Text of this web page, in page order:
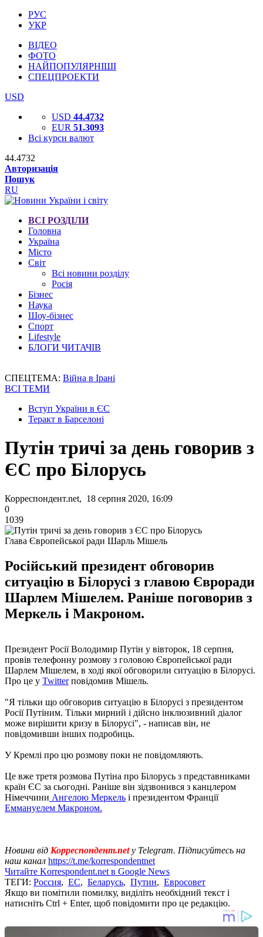
РУС
УКР
ВІДЕО
ФОТО
НАЙПОПУЛЯРНІШІ
СПЕЦПРОЕКТИ
USD
USD 44.4732
EUR 51.3093
Всі курси валют
44.4732
Авторизація
Пошук
RU
ВСІ РОЗДІЛИ
Головна
Україна
Місто
Світ
Всі новини розділу
Росія
Бізнес
Наука
Шоу-бізнес
Спорт
Lifestyle
БЛОГИ ЧИТАЧІВ
СПЕЦТЕМА: Війна в Ірані
ВСІ ТЕМИ
Вступ України в ЄС
Теракт в Барселоні
Путін тричі за день говорив з
ЄС про Білорусь
Корреспондент.net, 18 серпня 2020, 16:09
0
1039
Глава Європейської ради Шарль Мішель
Російський президент обговорив
ситуацію в Білорусі з главою Євроради
Шарлем Мішелем. Раніше поговорив з
Меркель і Макроном.
Президент Росії Володимир Путін у вівторок, 18 серпня,
провів телефонну розмову з головою Європейської ради
Шарлем Мішелем, в ході якої обговорили ситуацію в Білорусі.
Про це у Twitterповідомив Мішель.
"Я тільки що обговорив ситуацію в Білорусі з президентом
Росії Путіним. Тільки мирний і дійсно інклюзивний діалог
може вирішити кризу в Білорусі", - написав він, не
повідомивши інших подробиць.
У Кремлі про цю розмову поки не повідомляють.
Це вже третя розмова Путіна про Білорусь з представниками
країн ЄС за сьогодні. Раніше він зідзвонився з канцлером
Німеччини Ангелою Меркель і президентом Франції
Еммануелем Макроном.
Новини від Корреспондент.net у Telegram. Підписуйтесь на
наш канал https://t.me/korrespondentnet
Читайте Korrespondent.net в Google News
ТЕГИ: Россия, ЕС, Беларусь, Путин, Евросовет
Якщо ви помітили помилку, виділіть необхідний текст і
натисніть Ctrl + Enter, щоб повідомити про це редакцію.